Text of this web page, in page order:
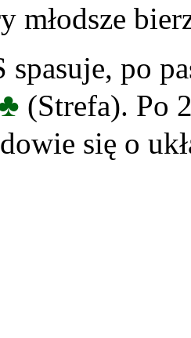
młodsze
spasuje, po
(Strefa). Po
się o